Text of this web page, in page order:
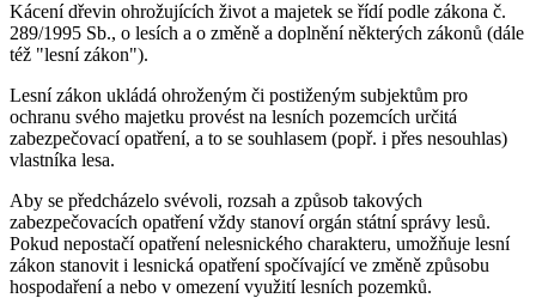
Kácení dřevin ohrožujících život a majetek se řídí podle zákona č.
289/1995 Sb., o lesích a o změně a doplnění některých zákonů (dále
též "lesní zákon").
Lesní zákon ukládá ohroženým či postiženým subjektům pro
ochranu svého majetku provést na lesních pozemcích určitá
zabezpečovací opatření, a to se souhlasem (popř. i přes nesouhlas)
vlastníka lesa.
Aby se předcházelo svévoli, rozsah a způsob takových
zabezpečovacích opatření vždy stanoví orgán státní správy lesů.
Pokud nepostačí opatření nelesnického charakteru, umožňuje lesní
zákon stanovit i lesnická opatření spočívající ve změně způsobu
hospodaření a nebo v omezení využití lesních pozemků.